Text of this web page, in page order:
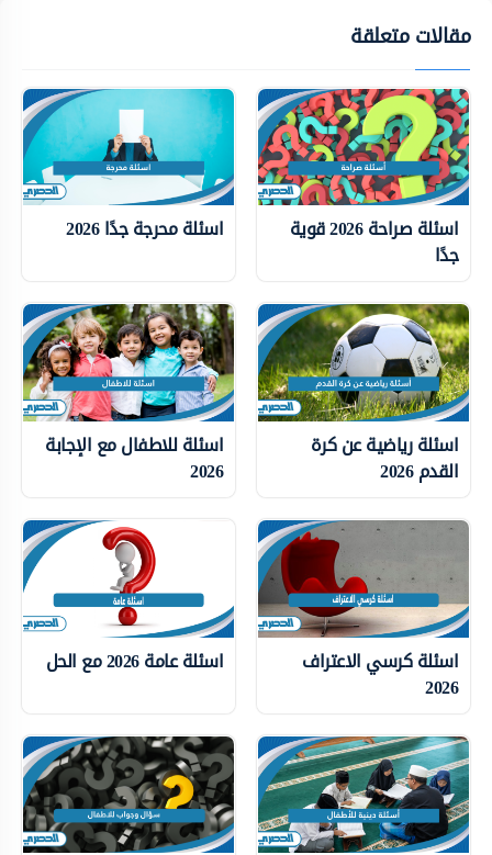
مقالات متعلقة
اسئلة صراحة 2026 قوية
جدًا
اسئلة محرجة جدًا 2026
اسئلة رياضية عن كرة
القدم 2026
اسئلة للاطفال مع الإجابة
2026
اسئلة كرسي الاعتراف
2026
اسئلة عامة 2026 مع الحل